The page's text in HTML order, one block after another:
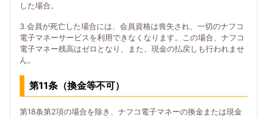
した場合。
3.会員が死亡した場合には、会員資格は喪失され、一切のナフコ
電子マネーサービスを利用できなくなります。この場合、ナフコ
電子マネー残高はゼロとなり、また、現金の払戻しも行われませ
ん。
第11条（換金等不可）
第18条第2項の場合を除き、ナフコ電子マネーの換金または現金